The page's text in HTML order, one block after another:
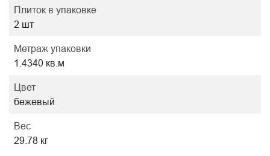
Плиток в упаковке
2 шт
Метраж упаковки
1.4340 кв.м
Цвет
бежевый
Вес
29.78 кг